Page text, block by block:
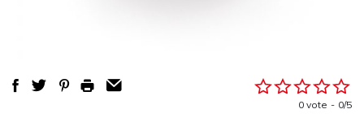
0 vote 0/5